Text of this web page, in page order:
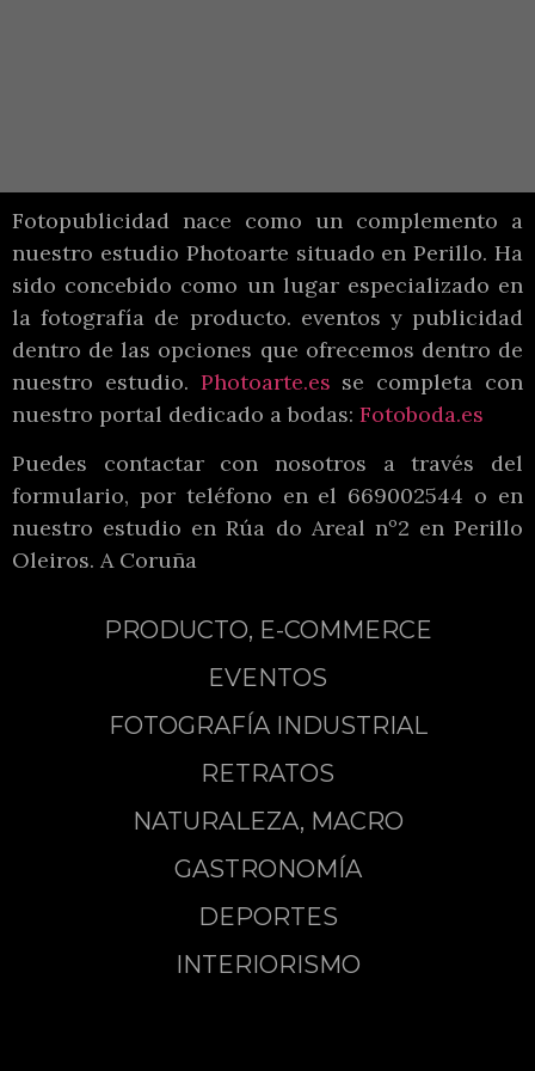
Fotopublicidad nace como un complemento a
nuestro estudio Photoarte situado en Perillo. Ha
sido concebido como un lugar especializado en
la fotografía de producto. eventos y publicidad
dentro de las opciones que ofrecemos dentro de
nuestro estudio. Photoarte.es se completa con
nuestro portal dedicado a bodas: Fotoboda.es
Puedes contactar con nosotros a través del
formulario, por teléfono en el 669002544 o en
nuestro estudio en Rúa do Areal nº2 en Perillo
Oleiros. A Coruña
PRODUCTO, E-COMMERCE
EVENTOS
FOTOGRAFÍA INDUSTRIAL
RETRATOS
NATURALEZA, MACRO
GASTRONOMÍA
DEPORTES
INTERIORISMO